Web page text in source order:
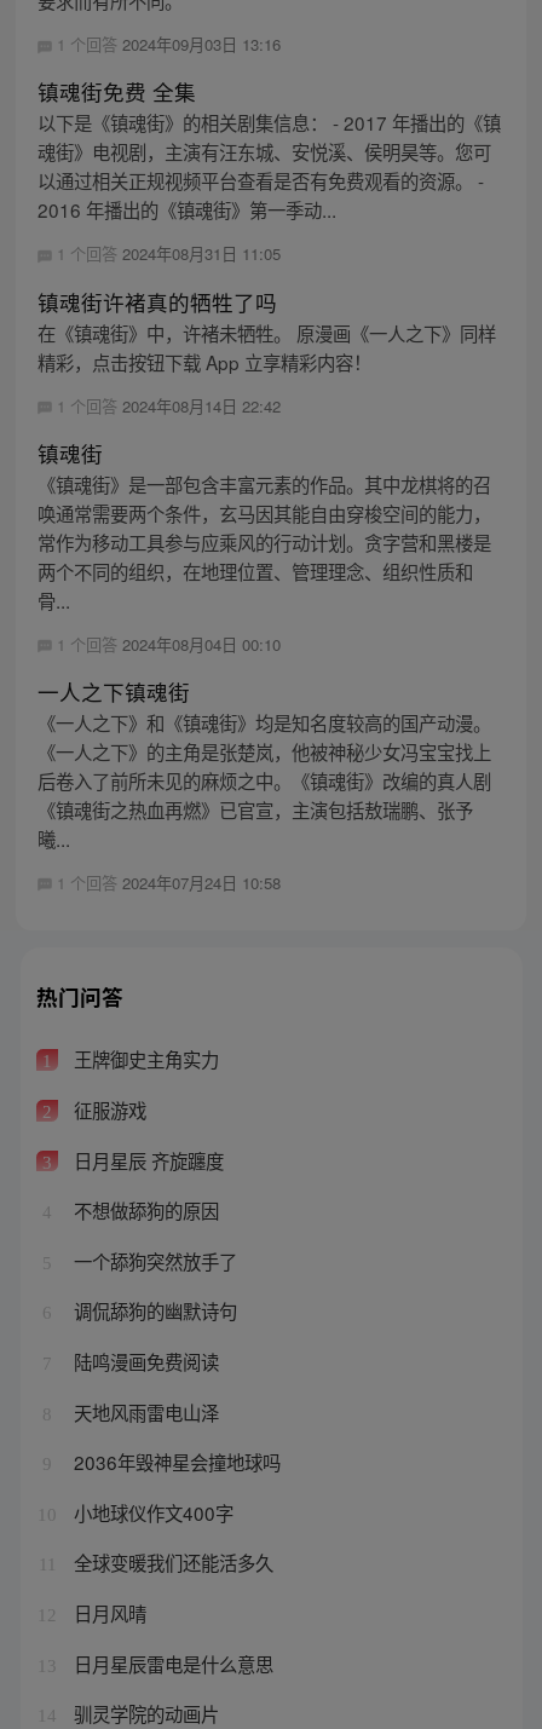
1 个回答 2024年09月03日 13:16
镇魂街免费 全集
以下是《镇魂街》的相关剧集信息： - 2017 年播出的《镇
魂街》电视剧，主演有汪东城、安悦溪、侯明昊等。您可
以通过相关正规视频平台查看是否有免费观看的资源。 -
2016 年播出的《镇魂街》第一季动...
1 个回答 2024年08月31日 11:05
镇魂街许褚真的牺牲了吗
在《镇魂街》中，许褚未牺牲。 原漫画《一人之下》同样
精彩，点击按钮下载 App 立享精彩内容！
1 个回答 2024年08月14日 22:42
镇魂街
《镇魂街》是一部包含丰富元素的作品。其中龙棋将的召
唤通常需要两个条件，玄马因其能自由穿梭空间的能力，
常作为移动工具参与应乘风的行动计划。贪字营和黑楼是
两个不同的组织，在地理位置、管理理念、组织性质和
骨...
1 个回答 2024年08月04日 00:10
一人之下镇魂街
《一人之下》和《镇魂街》均是知名度较高的国产动漫。
《一人之下》的主角是张楚岚，他被神秘少女冯宝宝找上
后卷入了前所未见的麻烦之中。《镇魂街》改编的真人剧
《镇魂街之热血再燃》已官宣，主演包括敖瑞鹏、张予
曦...
1 个回答 2024年07月24日 10:58
热门问答
1 王牌御史主角实力
2 征服游戏
3 日月星辰 齐旋躔度
4 不想做舔狗的原因
5 一个舔狗突然放手了
6 调侃舔狗的幽默诗句
7 陆鸣漫画免费阅读
8 天地风雨雷电山泽
9 2036年毁神星会撞地球吗
10 小地球仪作文400字
全球变暖我们还能活多久
12 日月风晴
13 日月星辰雷电是什么意思
14 驯灵学院的动画片